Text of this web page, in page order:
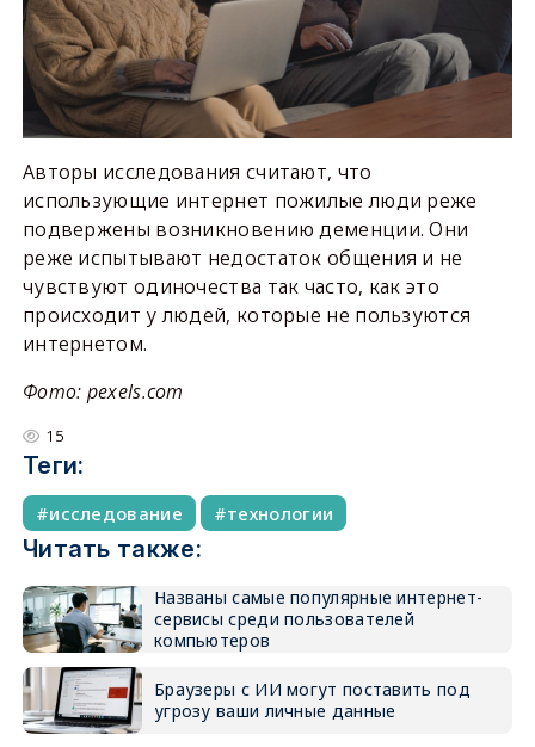
Авторы исследования считают, что
использующие интернет пожилые люди реже
подвержены возникновению деменции. Они
реже испытывают недостаток общения и не
чувствуют одиночества так часто, как это
происходит у людей, которые не пользуются
интернетом.
Фото: pexels.com
15
Теги:
исследование технологии
Читать также:
Названы самые популярные интернет-
сервисы среди пользователей
компьютеров
Браузеры с ИИ могут поставить под
угрозу ваши личные данные